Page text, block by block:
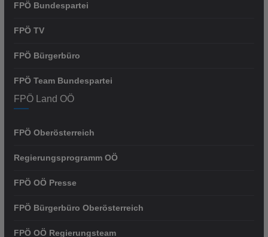
FPÖ Bundespartei
FPÖ TV
FPÖ Bürgerbüro
FPÖ Team Bundespartei
FPÖ Land OÖ
FPÖ Oberösterreich
Regierungsprogramm OÖ
FPÖ OÖ Presse
FPÖ Bürgerbüro Oberösterreich
FPÖ OÖ Regierungsteam